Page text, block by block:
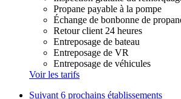
Propane payable à la pompe
Échange de bonbonne de
Retour client 24 heures
Entreposage de bateau
Entreposage de VR
Entreposage de véhicules
Voir les tarifs
Suivant6 prochains établissements